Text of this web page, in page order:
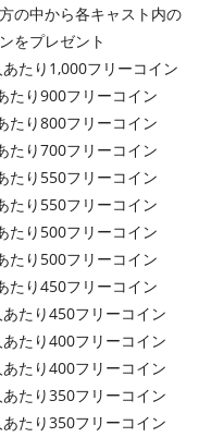
の中から各キャスト内の
をプレゼント
あたり1,000フリーコイン
たり900フリーコイン
たり800フリーコイン
たり700フリーコイン
たり550フリーコイン
たり550フリーコイン
たり500フリーコイン
たり500フリーコイン
たり450フリーコイン
あたり450フリーコイン
あたり400フリーコイン
あたり400フリーコイン
あたり350フリーコイン
あたり350フリーコイン